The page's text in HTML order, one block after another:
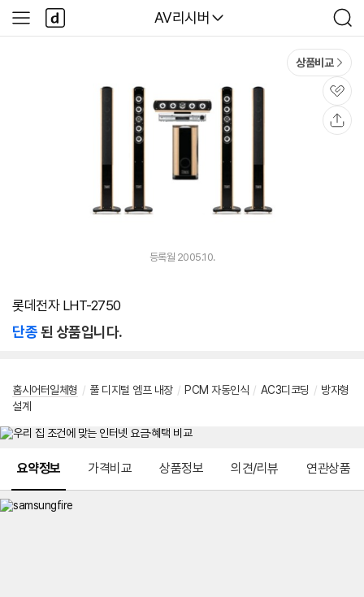
다나와
AV리시버
검
색
사
이
다
나
와
상품비교
관
심
등록월 2005.10.
롯데전자 LHT-2750
단종된 상품입니다.
홈시어터일체형 / 풀 디지털 엠프 내장 / PCM 자동인식 / AC3디코딩 / 방자형
설계
요약정보 가격비교 상품정보 의견/리뷰 연관상품